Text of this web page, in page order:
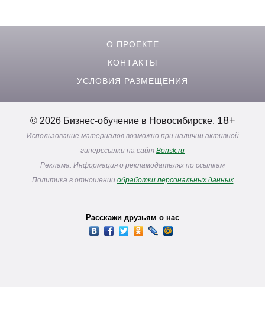
О ПРОЕКТЕ
КОНТАКТЫ
УСЛОВИЯ РАЗМЕЩЕНИЯ
© 2026 Бизнес-обучение в Новосибирске. 18+
Использование материалов возможно при наличии активной
гиперссылки на сайт Bonsk.ru
Реклама. Информация о рекламодателях по ссылкам
Политика в отношении обработки персональных данных
Расскажи друзьям о нас